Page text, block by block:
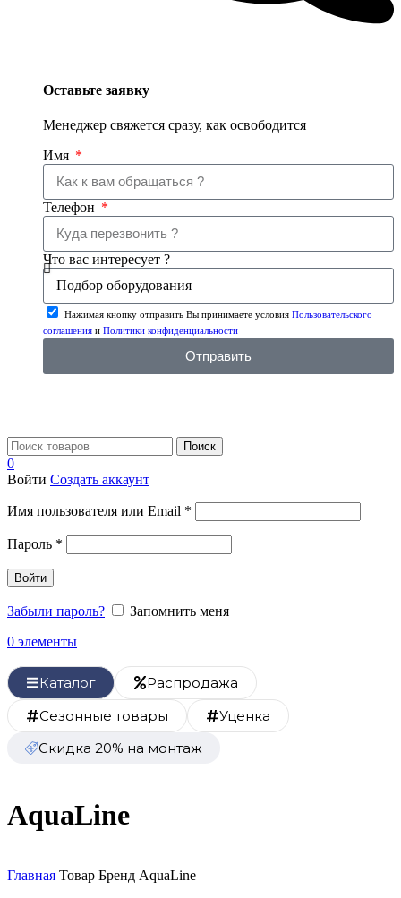
Оставьте заявку
Менеджер свяжется сразу, как освободится
Имя
Телефон
Что вас интересует ?
Нажимая кнопку отправить Вы принимаете условия Пользовательского
соглашения и Политики конфиденциальности
Отправить
Поиск
0
Войти Создать аккаунт
Имя пользователя или Email *
Пароль *
Войти
Забыли пароль?
Запомнить меня
0 элементы
Каталог
Распродажа
Сезонные товары
Уценка
Скидка 20% на монтаж
AquaLine
Главная Товар Бренд AquaLine